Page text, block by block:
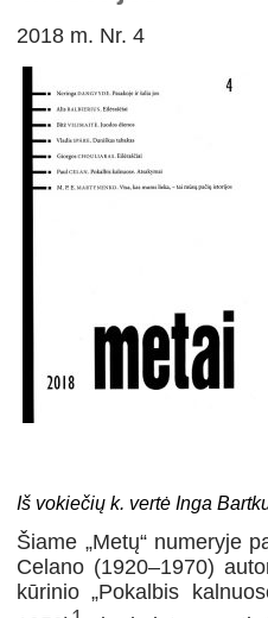
2018 m. Nr. 4
Iš vokiečių k. vertė Inga
Šiame „Metų“ numeryje
Celano (1920–1970)
kūrinio „Pokalbis